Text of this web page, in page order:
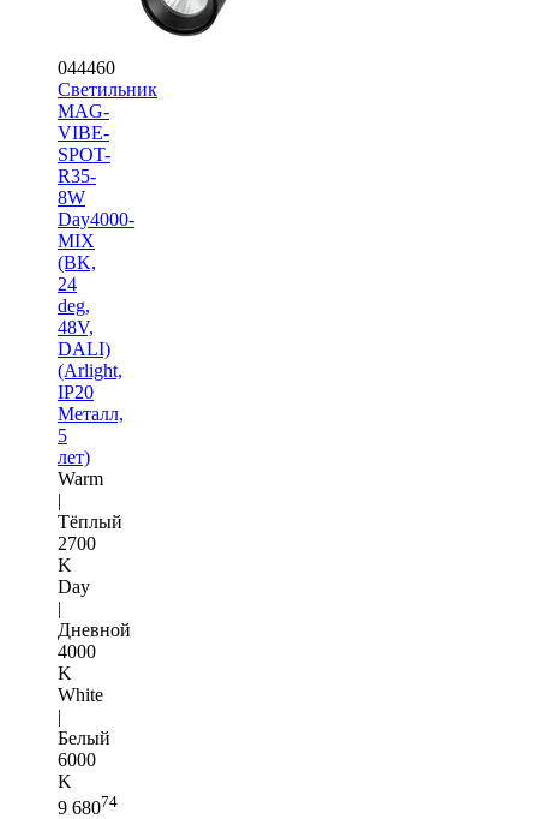
044460
Светильник
MAG-
VIBE-
SPOT-
R35-
8W
Day4000-
MIX
(BK,
24
deg,
48V,
DALI)
(Arlight,
IP20
Металл,
5
лет)
Warm
|
Тёплый
2700
K
Day
|
Дневной
4000
K
White
|
Белый
6000
K
9 68074